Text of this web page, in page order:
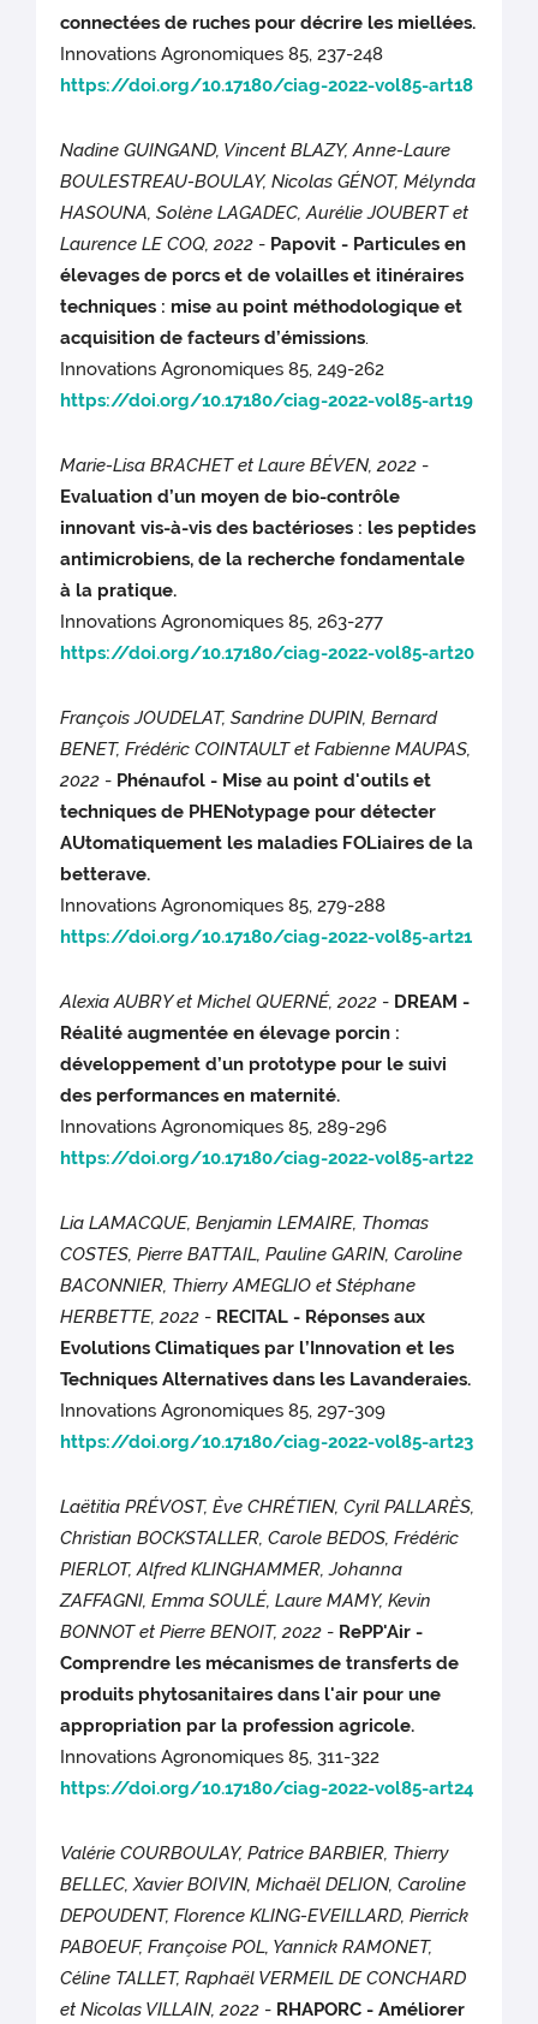
connectées de ruches pour décrire les miellées.
Innovations Agronomiques 85, 237-248
https://doi.org/10.17180/ciag-2022-vol85-art18
Nadine GUINGAND, Vincent BLAZY, Anne-Laure
BOULESTREAU-BOULAY, Nicolas GÉNOT, Mélynda
HASOUNA, Solène LAGADEC, Aurélie JOUBERT et
Laurence LE COQ, 2022 - Papovit - Particules en
élevages de porcs et de volailles et itinéraires
techniques : mise au point méthodologique et
acquisition de facteurs d’émissions.
Innovations Agronomiques 85, 249-262
https://doi.org/10.17180/ciag-2022-vol85-art19
Marie-Lisa BRACHET et Laure BÉVEN, 2022 -
Evaluation d’un moyen de bio-contrôle
innovant vis-à-vis des bactérioses : les peptides
antimicrobiens, de la recherche fondamentale
à la pratique.
Innovations Agronomiques 85, 263-277
https://doi.org/10.17180/ciag-2022-vol85-art20
François JOUDELAT, Sandrine DUPIN, Bernard
BENET, Frédéric COINTAULT et Fabienne MAUPAS,
2022 - Phénaufol - Mise au point d'outils et
techniques de PHENotypage pour détecter
AUtomatiquement les maladies FOLiaires de la
betterave.
Innovations Agronomiques 85, 279-288
https://doi.org/10.17180/ciag-2022-vol85-art21
Alexia AUBRY et Michel QUERNÉ, 2022 - DREAM -
Réalité augmentée en élevage porcin :
développement d’un prototype pour le suivi
des performances en maternité.
Innovations Agronomiques 85, 289-296
https://doi.org/10.17180/ciag-2022-vol85-art22
Lia LAMACQUE, Benjamin LEMAIRE, Thomas
COSTES, Pierre BATTAIL, Pauline GARIN, Caroline
BACONNIER, Thierry AMEGLIO et Stéphane
HERBETTE, 2022 - RECITAL - Réponses aux
Evolutions Climatiques par l’Innovation et les
Techniques Alternatives dans les Lavanderaies.
Innovations Agronomiques 85, 297-309
https://doi.org/10.17180/ciag-2022-vol85-art23
Laëtitia PRÉVOST, Ève CHRÉTIEN, Cyril PALLARÈS,
Christian BOCKSTALLER, Carole BEDOS, Frédéric
PIERLOT, Alfred KLINGHAMMER, Johanna
ZAFFAGNI, Emma SOULÉ, Laure MAMY, Kevin
BONNOT et Pierre BENOIT, 2022 - RePP'Air -
Comprendre les mécanismes de transferts de
produits phytosanitaires dans l'air pour une
appropriation par la profession agricole.
Innovations Agronomiques 85, 311-322
https://doi.org/10.17180/ciag-2022-vol85-art24
Valérie COURBOULAY, Patrice BARBIER, Thierry
BELLEC, Xavier BOIVIN, Michaël DELION, Caroline
DEPOUDENT, Florence KLING-EVEILLARD, Pierrick
PABOEUF, Françoise POL, Yannick RAMONET,
Céline TALLET, Raphaël VERMEIL DE CONCHARD
et Nicolas VILLAIN, 2022 - RHAPORC - Améliorer